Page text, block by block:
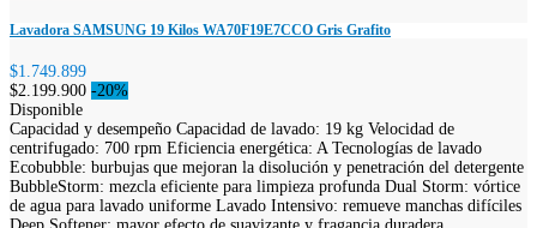
Lavadora SAMSUNG 19 Kilos WA70F19E7CCO Gris Grafito
$1.749.899
$2.199.900 -20%
Disponible
Capacidad y desempeño Capacidad de lavado: 19 kg Velocidad de
centrifugado: 700 rpm Eficiencia energética: A Tecnologías de lavado
Ecobubble: burbujas que mejoran la disolución y penetración del detergente
BubbleStorm: mezcla eficiente para limpieza profunda Dual Storm: vórtice
de agua para lavado uniforme Lavado Intensivo: remueve manchas difíciles